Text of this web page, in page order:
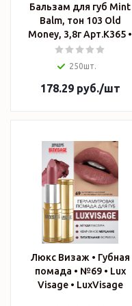
Бальзам для губ Mint
Balm, тон 103 Old
Money, 3,8г Арт.К365 •
250шт.
178.29руб./шт
Люкс Визаж • Губная
помада • №69 • Lux
Visage • LuxVisage